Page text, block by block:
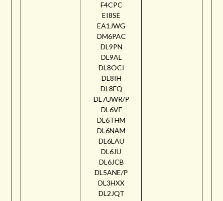
F4CPC
EI8SE
EA1JWG
DM6PAC
DL9PN
DL9AL
DL8OCI
DL8IH
DL8FQ
DL7UWR/P
DL6VF
DL6THM
DL6NAM
DL6LAU
DL6JU
DL6JCB
DL5ANE/P
DL3HXX
DL2JQT